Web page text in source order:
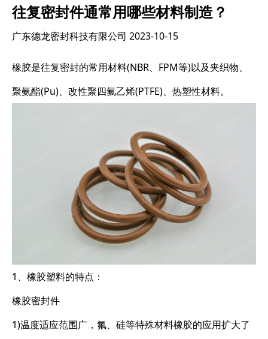
往复密封件通常用哪些材料制造？
广东德龙密封科技有限公司 2023-10-15
橡胶是往复密封的常用材料(NBR、FPM等)以及夹织物、
聚氨酯(Pu)、改性聚四氟乙烯(PTFE)、热塑性材料。
1、橡胶塑料的特点：
橡胶密封件
1)温度适应范围广，氟、硅等特殊材料橡胶的应用扩大了